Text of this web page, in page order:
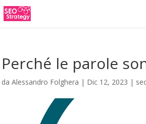
Perché le parole
daAlessandro Folghera | Dic 12, 2023 |